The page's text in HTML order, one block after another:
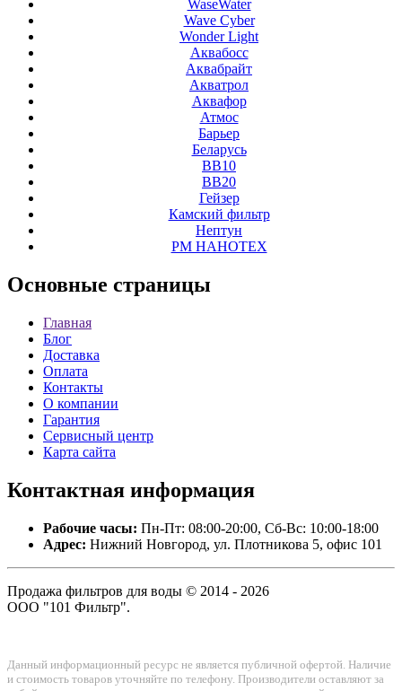
WaseWater
Wave Cyber
Wonder Light
Аквабосс
Аквабрайт
Акватрол
Аквафор
Атмос
Барьер
Беларусь
ВВ10
ВВ20
Гейзер
Камский фильтр
Нептун
РМ НАНОТЕХ
Основные страницы
Главная
Блог
Доставка
Оплата
Контакты
О компании
Гарантия
Сервисный центр
Карта сайта
Контактная информация
Рабочие часы: Пн-Пт: 08:00-20:00, Сб-Вс: 10:00-18:00
Адрес: Нижний Новгород, ул. Плотникова 5, офис 101
Продажа фильтров для воды © 2014 - 2026
ООО "101 Фильтр".
Данный информационный ресурс не является публичной офертой. Наличие
и стоимость товаров уточняйте по телефону. Производители оставляют за